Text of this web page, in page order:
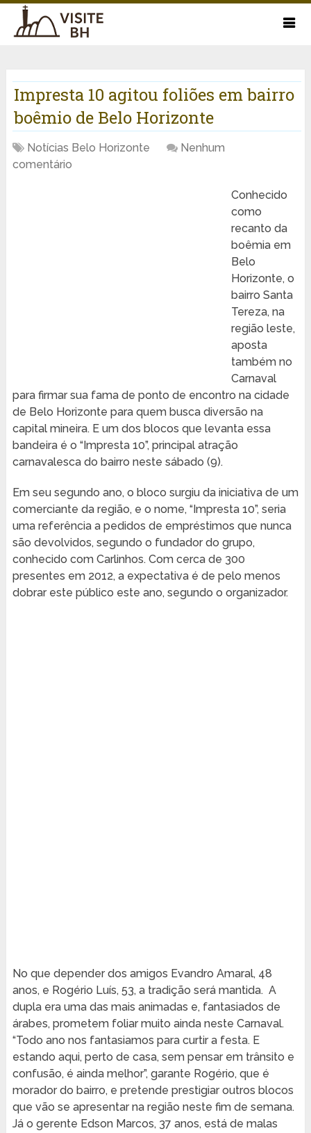
Impresta 10 agitou foliões em bairro
boêmio de Belo Horizonte
Notícias Belo Horizonte
Nenhum
comentário
Conhecido
como
recanto da
boêmia em
Belo
Horizonte, o
bairro Santa
Tereza, na
região leste,
aposta
também no
Carnaval
para firmar sua fama de ponto de encontro na cidade
de Belo Horizonte para quem busca diversão na
capital mineira. E um dos blocos que levanta essa
bandeira é o “Impresta 10”, principal atração
carnavalesca do bairro neste sábado (9).
Em seu segundo ano, o bloco surgiu da iniciativa de um
comerciante da região, e o nome, “Impresta 10”, seria
uma referência a pedidos de empréstimos que nunca
são devolvidos, segundo o fundador do grupo,
conhecido com Carlinhos. Com cerca de 300
presentes em 2012, a expectativa é de pelo menos
dobrar este público este ano, segundo o organizador.
No que depender dos amigos Evandro Amaral, 48
anos, e Rogério Luís, 53, a tradição será mantida. A
dupla era uma das mais animadas e, fantasiados de
árabes, prometem foliar muito ainda neste Carnaval.
“Todo ano nos fantasiamos para curtir a festa. E
estando aqui, perto de casa, sem pensar em trânsito e
confusão, é ainda melhor”, garante Rogério, que é
morador do bairro, e pretende prestigiar outros blocos
que vão se apresentar na região neste fim de semana.
Já o gerente Edson Marcos, 37 anos, está de malas